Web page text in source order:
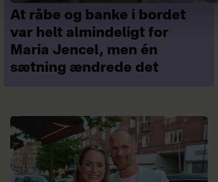
At råbe og banke i bordet
var helt almindeligt for
Maria Jencel, men én
sætning ændrede det